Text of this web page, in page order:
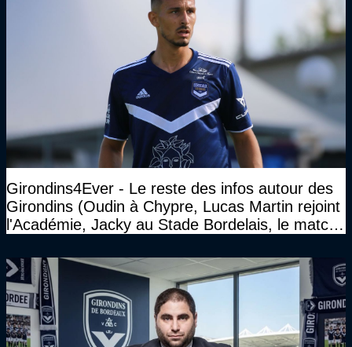
Girondins4Ever - Le reste des infos autour des
Girondins (Oudin à Chypre, Lucas Martin rejoint
l'Académie, Jacky au Stade Bordelais, le match